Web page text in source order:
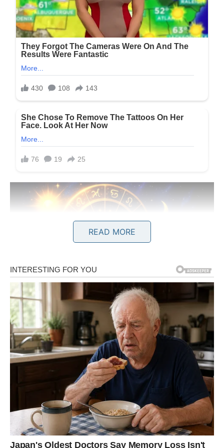
LAV
Lavovi su u prethodnom periodu mnogo toga prećutali.
Iako djeluju snažno i ponosno, istina je da ih je mnogo
toga povrijedilo više nego što su ikada priznali. Neki ljudi
su ih razočarali, neke situacije su ih iscrpile, a mnogo
puta su davali srce onima koji nisu znali da ga čuvaju.
Ali sada dolazi vrijeme kada će Lavovi konačno osjetiti da
se život mijenja u njihovu korist.
READ MORE